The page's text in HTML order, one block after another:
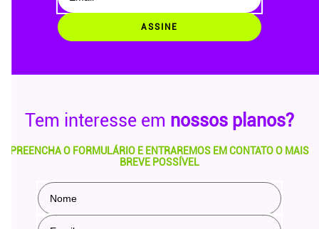
ASSINE
Tem interesse em nossos planos?
PREENCHA O FORMULÁRIO E ENTRAREMOS EM CONTATO O MAIS
BREVE POSSÍVEL